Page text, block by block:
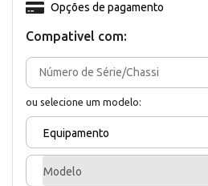
Compativel com:
ou selecione um modelo:
Equipamento
Modelo
Opções de pagamento